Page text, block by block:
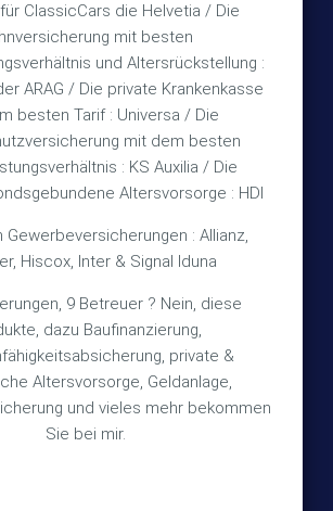
ClassicCars die Helvetia / Die
mit besten
und Altersrückstellung :
ARAG / Die private Krankenkasse
besten Tarif : Universa / Die
mit dem besten
: KS Auxilia / Die
Altersvorsorge : HDI
Gewerbeversicherungen : Allianz,
Hiscox, Inter & Signal Iduna
9 Betreuer ? Nein, diese
dazu Baufinanzierung,
private &
Altersvorsorge, Geldanlage,
und vieles mehr bekommen
Sie bei mir.
Rechtliches
Impressum
Datenschutz
Erstinformation
Wichtiges
Über mich
Bedarfsermittlung
Schadensmeldung